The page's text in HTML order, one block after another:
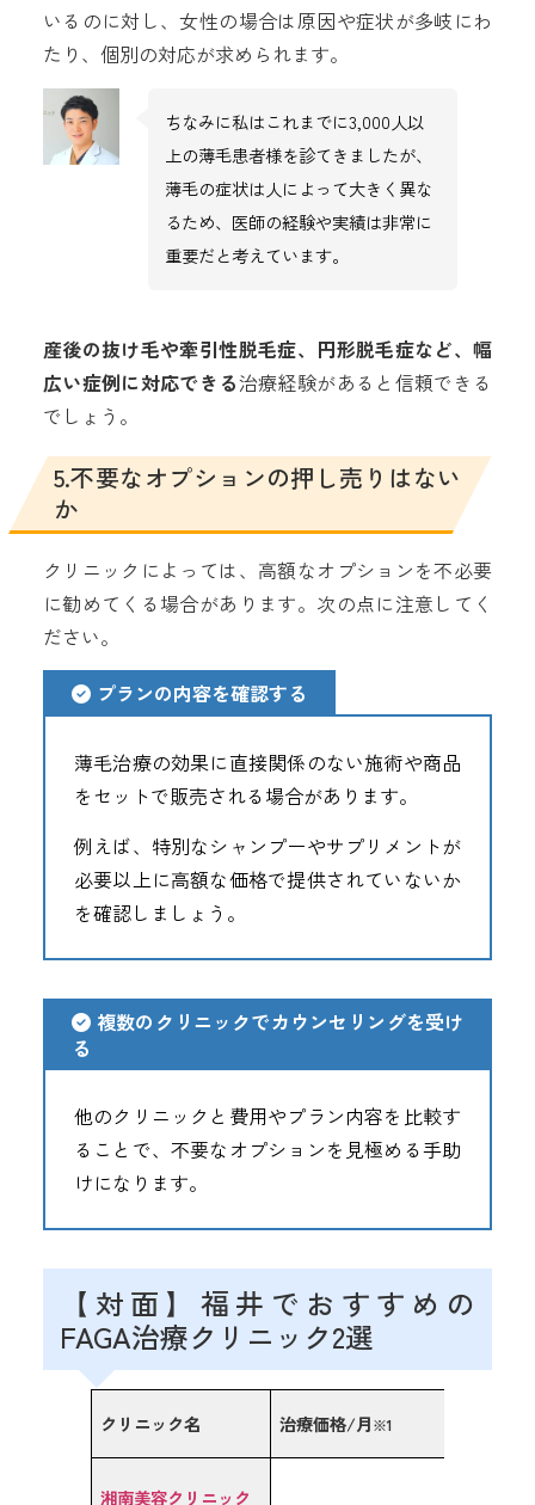
いるのに対し、女性の場合は原因や症状が多岐にわ
たり、個別の対応が求められます。
ちなみに私はこれまでに3,000人以
上の薄毛患者様を診てきましたが、
薄毛の症状は人によって大きく異な
るため、医師の経験や実績は非常に
重要だと考えています。
産後の抜け毛や牽引性脱毛症、円形脱毛症など、幅
広い症例に対応できる治療経験があると信頼できる
でしょう。
5.不要なオプションの押し売りはない
か
クリニックによっては、高額なオプションを不必要
に勧めてくる場合があります。次の点に注意してく
ださい。
プランの内容を確認する
薄毛治療の効果に直接関係のない施術や商品
をセットで販売される場合があります。
例えば、特別なシャンプーやサプリメントが
必要以上に高額な価格で提供されていないか
を確認しましょう。
複数のクリニックでカウンセリングを受け
る
他のクリニックと費用やプラン内容を比較す
ることで、不要なオプションを見極める手助
けになります。
【対面】福井でおすすめの
FAGA治療クリニック2選
クリニック名 治療価格/月※1
湘南美容クリニック